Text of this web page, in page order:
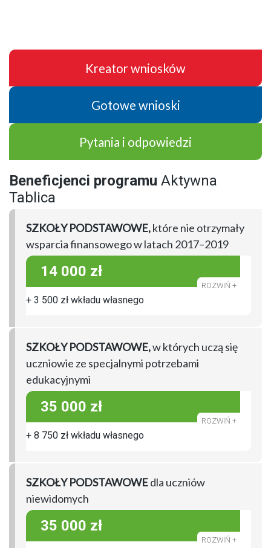
Kreator wniosków
Gotowe wnioski
Pytania i odpowiedzi
Beneficjenci programu Aktywna
Tablica
SZKOŁY PODSTAWOWE,które nie otrzymały
wsparcia finansowego w latach 2017–2019
14 000 zł
+ 3 500 zł wkładu własnego
SZKOŁY PODSTAWOWE,w których uczą się
uczniowie ze specjalnymi potrzebami
edukacyjnymi
35 000 zł
+ 8 750 zł wkładu własnego
SZKOŁY PODSTAWOWEdla uczniów
niewidomych
35 000 zł